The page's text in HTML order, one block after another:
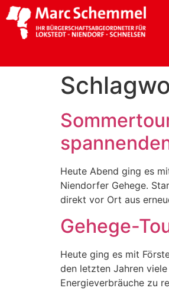
Heute Abend ging es
Niendorfer Gehege.
direkt vor Ort aus
Gehege-
Heute ging es mit
den letzten Jahren
Energieverbräuche zu